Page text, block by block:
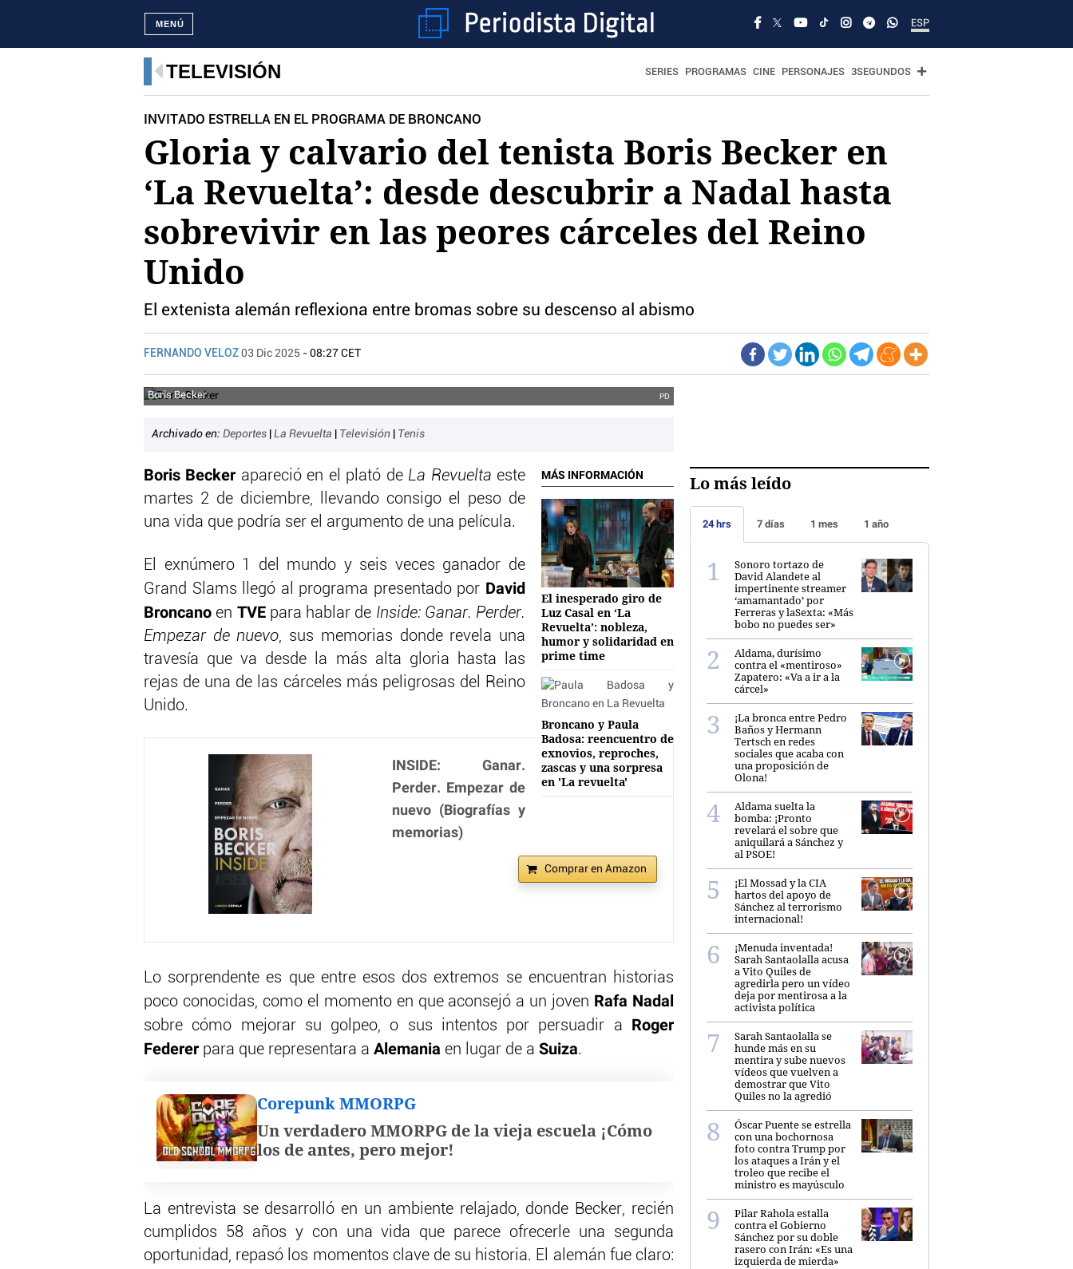
ESP
MENÚ
TELEVISIÓN SERIES PROGRAMAS CINE PERSONAJES 3SEGUNDOS
INVITADO ESTRELLA EN EL PROGRAMA DE BRONCANO
Gloria y calvario del tenista Boris Becker en
‘La Revuelta’: desde descubrir a Nadal hasta
sobrevivir en las peores cárceles del Reino
Unido
El extenista alemán reflexiona entre bromas sobre su descenso al abismo
FERNANDO VELOZ 03 Dic 2025 - 08:27 CET
Boris Becker. PD
Archivado en: Deportes La Revuelta Televisión Tenis
MÁS INFORMACIÓN
El inesperado giro de
Luz Casal en ‘La
Revuelta’: nobleza,
humor y solidaridad en
prime time
Broncano y Paula
Badosa: reencuentro de
exnovios, reproches,
zascas y una sorpresa
en 'La revuelta'
Boris Becker apareció en el plató de La Revuelta este
martes 2 de diciembre, llevando consigo el peso de
una vida que podría ser el argumento de una película.
El exnúmero 1 del mundo y seis veces ganador de
Grand Slams llegó al programa presentado por David
Broncano en TVEpara hablar de Inside: Ganar. Perder.
Empezar de nuevo, sus memorias donde revela una
travesía que va desde la más alta gloria hasta las
rejas de una de las cárceles más peligrosas del Reino
Unido.
INSIDE: Ganar.
Perder. Empezar de
nuevo (Biografías y
memorias)
Comprar en Amazon
Lo sorprendente es que entre esos dos extremos se encuentran historias
poco conocidas, como el momento en que aconsejó a un joven Rafa Nadal
sobre cómo mejorar su golpeo, o sus intentos por persuadir a Roger
Federer para que representara a Alemania en lugar de a Suiza.
Corepunk MMORPG
Un verdadero MMORPG de la vieja escuela ¡Cómo
los de antes, pero mejor!
La entrevista se desarrolló en un ambiente relajado, donde Becker, recién
cumplidos 58 años y con una vida que parece ofrecerle una segunda
oportunidad, repasó los momentos clave de su historia. El alemán fue claro:
Lo más leído
24 hrs 7 días 1 mes 1 año
Sonoro tortazo de
David Alandete al
impertinente streamer
‘amamantado’ por
Ferreras y laSexta: «Más
bobo no puedes ser»
Aldama, durísimo
contra el «mentiroso»
Zapatero: «Va a ir a la
cárcel»
¡La bronca entre Pedro
Baños y Hermann
Tertsch en redes
sociales que acaba con
una proposición de
Olona!
Aldama suelta la
bomba: ¡Pronto
revelará el sobre que
aniquilará a Sánchez y
al PSOE!
¡El Mossad y la CIA
hartos del apoyo de
Sánchez al terrorismo
internacional!
¡Menuda inventada!
Sarah Santaolalla acusa
a Vito Quiles de
agredirla pero un vídeo
deja por mentirosa a la
activista política
Sarah Santaolalla se
hunde más en su
mentira y sube nuevos
vídeos que vuelven a
demostrar que Vito
Quiles no la agredió
Óscar Puente se estrella
con una bochornosa
foto contra Trump por
los ataques a Irán y el
troleo que recibe el
ministro es mayúsculo
Pilar Rahola estalla
contra el Gobierno
Sánchez por su doble
rasero con Irán: «Es una
izquierda de mierda»